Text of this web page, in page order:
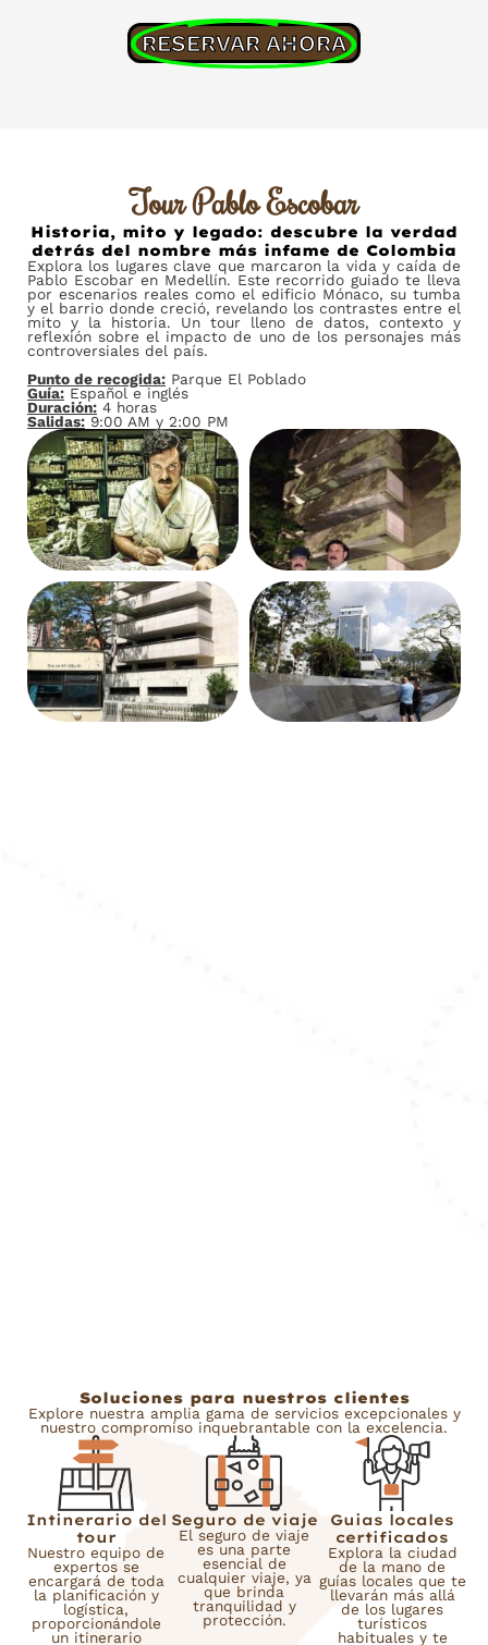
RESERVAR AHORA
Tour Pablo Escobar
Historia, mito y legado: descubre la verdad
detrás del nombre más infame de Colombia
Explora los lugares clave que marcaron la vida y caída de
Pablo Escobar en Medellín. Este recorrido guiado te lleva
por escenarios reales como el edificio Mónaco, su tumba
y el barrio donde creció, revelando los contrastes entre el
mito y la historia. Un tour lleno de datos, contexto y
reflexión sobre el impacto de uno de los personajes más
controversiales del país.
Punto de recogida: Parque El Poblado
Guía: Español e inglés
Duración: 4 horas
Salidas: 9:00 AM y 2:00 PM
Soluciones para nuestros clientes
Explore nuestra amplia gama de servicios excepcionales y
nuestro compromiso inquebrantable con la excelencia.
Intinerario del
tour
Nuestro equipo de
expertos se
encargará de toda
la planificación y
logística,
proporcionándole
un itinerario
Seguro de viaje
El seguro de viaje
es una parte
esencial de
cualquier viaje, ya
que brinda
tranquilidad y
protección.
Guias locales
certificados
Explora la ciudad
de la mano de
guías locales que te
llevarán más allá
de los lugares
turísticos
habituales y te